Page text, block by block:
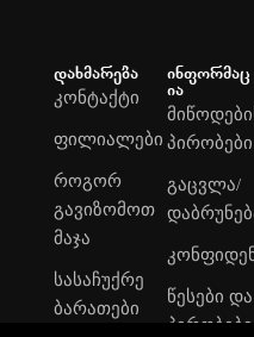
დახმარება
კონტაქტი
ფილიალები
როგორ
გავიზომოთ
მაჯა
სასაჩუქრე
ბარათები
ინფორმაც
ია
პირობები
გაცვლა/
წესები და
პირობები